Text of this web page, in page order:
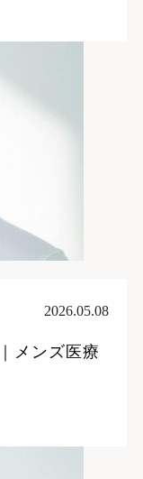
2026.05.08
メンズ医療